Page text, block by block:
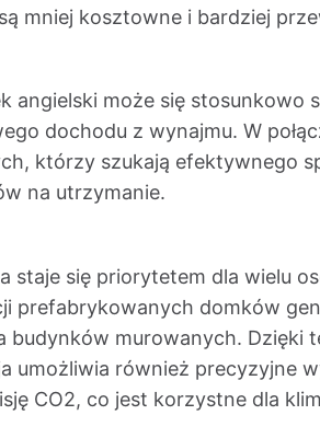
mniej kosztowne i bardziej
może się stosunkowo
dochodu z wynajmu. W
którzy szukają efektywnego
na utrzymanie.
się priorytetem dla wielu
prefabrykowanych domków
murowanych. Dzięki
umożliwia również precyzyjne
CO2, co jest korzystne dla